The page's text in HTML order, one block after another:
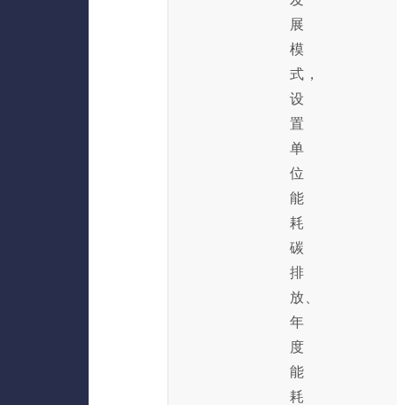
展
模
式，
设
置
单
位
能
耗
碳
排
放、
年
度
能
耗